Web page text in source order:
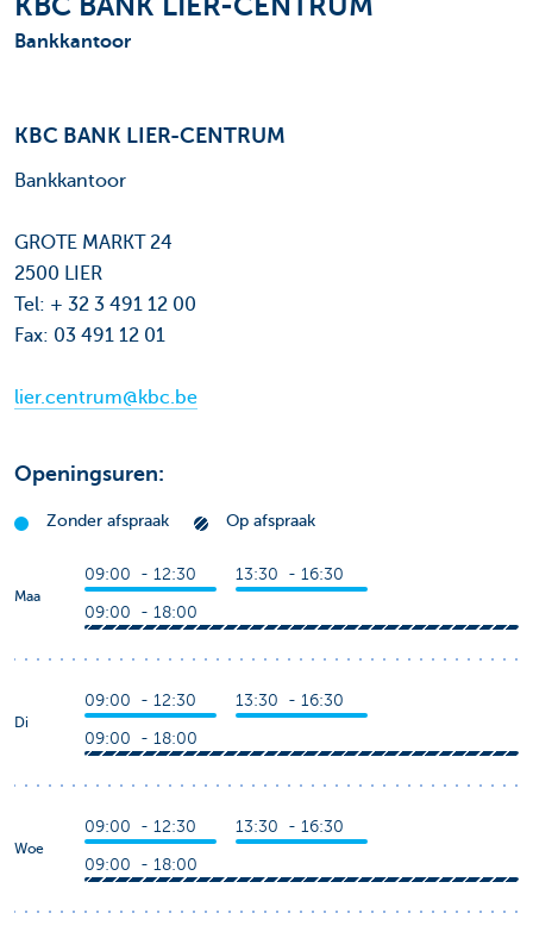
Bankkantoor
KBC BANK LIER-CENTRUM
Bankkantoor
GROTE MARKT 24
2500 LIER
Tel: + 32 3 491 12 00
Fax: 03 491 12 01
lier.centrum@kbc.be
Openingsuren:
Zonder afspraak Op afspraak
Maa
09:00 - 12:30 13:30 - 16:30
09:00 - 18:00
Di
09:00 - 12:30 13:30 - 16:30
09:00 - 18:00
Woe
09:00 - 12:30 13:30 - 16:30
09:00 - 18:00